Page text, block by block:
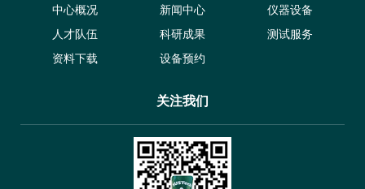
中心概况 新闻中心
仪器设备
人才队伍
科研成果
测试服务
资料下载
设备预约
关注我们